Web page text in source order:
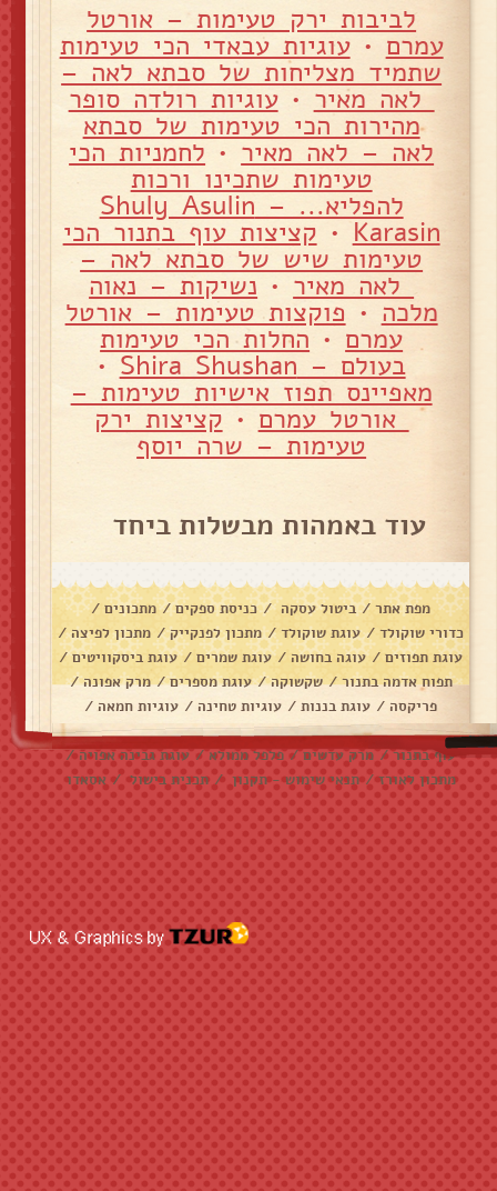
לביבות ירק טעימות – אורטל
עמרם •עוגיות עבאדי הכי טעימות
שתמיד מצליחות של סבתא לאה –
לאה מאיר •עוגיות רולדה סופר
מהירות הכי טעימות של סבתא
לאה – לאה מאיר • לחמניות הכי
טעימות שתכינו ורכות
להפליא... – Shuly Asulin
Karasin
• קציצות עוף בתנור הכי
טעימות שיש של סבתא לאה –
לאה מאיר • נשיקות – נאוה
מלכה • פוקצות טעימות – אורטל
עמרם • החלות הכי טעימות
בעולם – Shira Shushan •
מאפיינס תפוז אישיות טעימות –
אורטל עמרם • קציצות ירק
טעימות – שרה יוסף
עוד באמהות מבשלות ביחד
מפת אתר/ ביטול עסקה/ כניסת ספקים/ מתכונים /
כדורי שוקולד / עוגת שוקולד / מתכון לפנקייק / מתכון לפיצה/
עוגת תפוזים / עוגה בחושה / עוגת שמרים / עוגת ביסקוויטים/
תפוח אדמה בתנור/ שקשוקה/ עוגת מספרים/ מרק אפונה/
פריקסה / עוגת בננות / עוגיות טחינה / עוגיות חמאה /
עוגיות שוקולד צ׳יפס/ אלפחורס/ בראוניז/ דג מרוקאי/
עוף בתנור / מרק עדשים / פלפל ממולא / עוגת גבינה אפויה /
מתכון לאורז / תנאי שימוש - תקנון / תכנית בישול / אסאדו